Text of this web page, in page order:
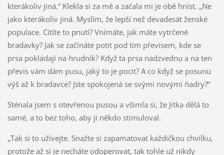
kterákoliv jiná.“ Klekla si za mě a začala mi je obě hníst. „Ne
jako kterákoliv jiná. Myslím, že lepší než devadesát ženské
populace. Cítíte to pnutí? Vnímáte, jak máte vytrčené
bradavky? Jak se začínáte potit pod tím převisem, kde se
prsa pokládají na hrudník? Když ta prsa nadzvednu a na ten
převis vám dám pusu, jaký to je pocit? A co když se posunu
výš až k bradavce? Jste spokojená se svými novými ňadry?“
Sténala jsem s otevřenou pusou a všimla si, že Jitka dělá to
samé, a to bez toho, aby ji někdo stimuloval.
„Tak si to užívejte. Snažte si zapamatovat každičkou chvilku,
protože až si je necháte odoperovat, tak tohle už nikdy